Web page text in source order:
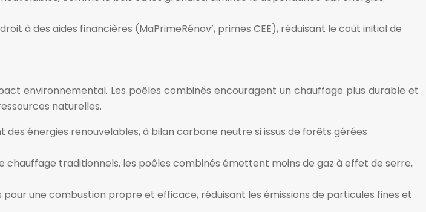
à des aides financières (MaPrimeRénov’, primes CEE), réduisant le coût initial de
environnemental. Les poêles combinés encouragent un chauffage plus durable et
naturelles.
des énergies renouvelables, à bilan carbone neutre si issus de forêts gérées
chauffage traditionnels, les poêles combinés émettent moins de gaz à effet de serre,
une combustion propre et efficace, réduisant les émissions de particules fines et